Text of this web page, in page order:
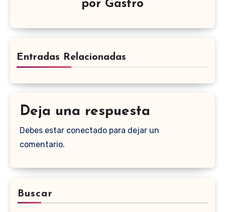
por Gastro
Entradas Relacionadas
Deja una respuesta
Debes estar conectado para dejar un
comentario.
Buscar